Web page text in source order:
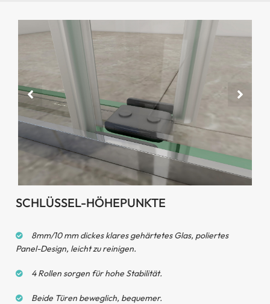
SCHLÜSSEL-HÖHEPUNKTE
8mm/10 mm dickes klares gehärtetes Glas, poliertes
Panel-Design, leicht zu reinigen.
4 Rollen sorgen für hohe Stabilität.
Beide Türen beweglich, bequemer.